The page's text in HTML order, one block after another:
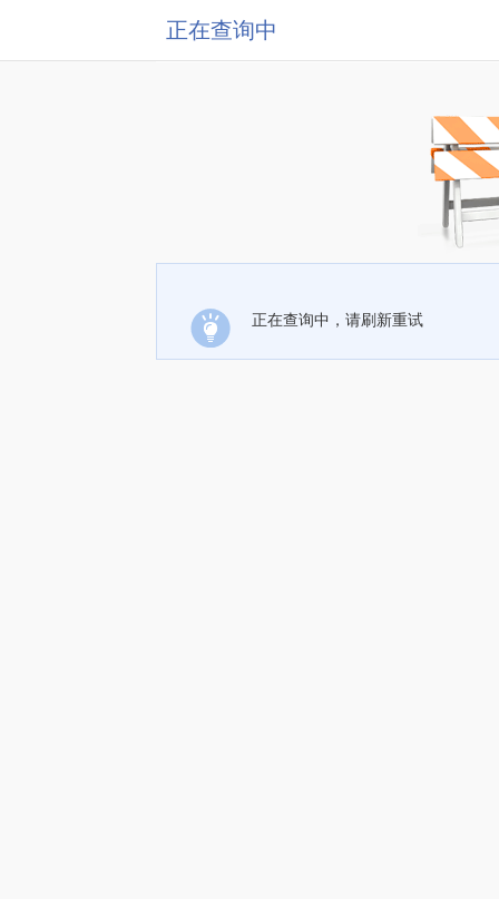
正在查询中
正在查询中，请刷新重试